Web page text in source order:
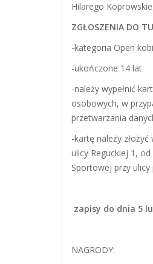
Hilarego
ZGŁOSZENIA DO
-kategoria Open
-ukończone 14 lat
-należy wypełnić
osobowych, w
przetwarzania
-kartę należy
ulicy Reguckiej 1,
Sportowej przy
zapisy do dnia 5
NAGRODY: